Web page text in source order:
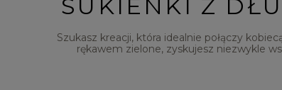
SUKIENKI Z
Szukasz kreacji, która idealnie połączy
rękawem zielone, zyskujesz niezwykle
chłodniejsze dni oraz podczas
myślą o perfekcyjnym podkreśleniu